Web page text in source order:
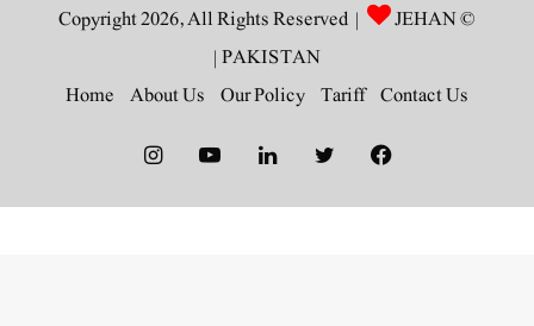
© Copyright 2026, All Rights Reserved |
JEHAN
PAKISTAN
|
Contact Us
Tariff
Our Policy
About Us
Home
Facebook
Twitter
LinkedIn
YouTube
Instagram